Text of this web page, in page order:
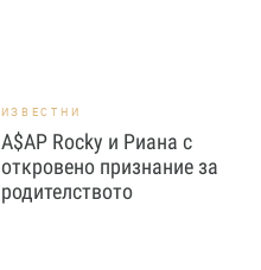
ИЗВЕСТНИ
A$AP Rocky и Риана с
откровено признание за
родителството